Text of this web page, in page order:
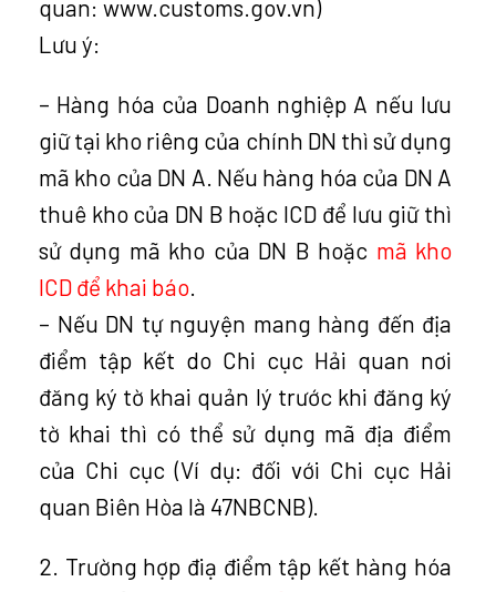
quan: www.customs.gov.vn)
Lưu ý:
– Hàng hóa của Doanh nghiệp A nếu lưu
giữ tại kho riêng của chính DN thì sử dụng
mã kho của DN A. Nếu hàng hóa của DN A
thuê kho của DN B hoặc ICD để lưu giữ thì
sử dụng mã kho của DN B hoặc mã kho
ICD để khai báo.
– Nếu DN tự nguyện mang hàng đến địa
điểm tập kết do Chi cục Hải quan nơi
đăng ký tờ khai quản lý trước khi đăng ký
tờ khai thì có thể sử dụng mã địa điểm
của Chi cục (Ví dụ: đối với Chi cục Hải
quan Biên Hòa là 47NBCNB).
2. Trường hợp điạ điểm tập kết hàng hóa